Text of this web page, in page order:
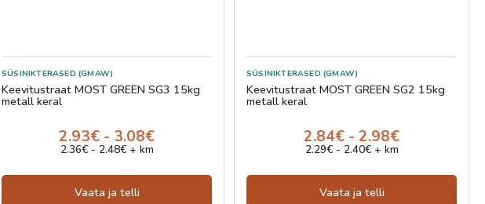
SÜSINIKTERASED (GMAW)
Keevitustraat MOST GREEN SG3 15kg
metall keral
2.93€ - 3.08€
2.36€ - 2.48€ + km
Vaata ja telli
SÜSINIKTERASED (GMAW)
Keevitustraat MOST GREEN SG2 15kg
metall keral
2.84€ - 2.98€
2.29€ - 2.40€ + km
Vaata ja telli